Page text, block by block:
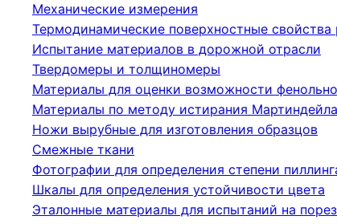
Механические измерения
Термодинамические поверхностные свойства
Испытание материалов в дорожной отрасли
Твердомеры и толщиномеры
Материалы для оценки возможности
Материалы по методу истирания Мартиндейла
Ножи вырубные для изготовления образцов
Смежные ткани
Фотографии для определения степени
Шкалы для определения устойчивости цвета
Эталонные материалы для испытаний на